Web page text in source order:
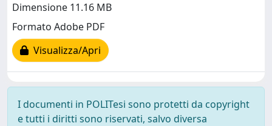
Dimensione 11.16 MB
Formato Adobe PDF
Visualizza/Apri
I documenti in POLITesi sono protetti da copyright
e tutti i diritti sono riservati, salvo diversa